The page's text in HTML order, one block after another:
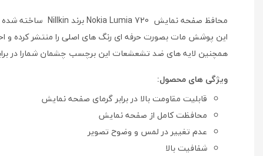
محافظ صفحه نمایش Nokia Lumia 720 برند Nillkin ساخته شده از اخرین و بهترین مواد اولیه که حس فوق العاده ای از تماشا و لمس صفحه نمایش را به کاربر می دهد.
این پوشش مات بصورت حرفه ای رنگ های اصلی را منتشر کرده و
همچنین لایه های ضد تشعشعات این برچسب چشمان شمارا در
ویژگی های محصول:
قابلیت مقاومت بالا در برابر گرمای صفحه نمایش
محافظت کامل از صفحه نمایش
عدم تغییر در لمس و وضوح تصویر
شفافیت بالا